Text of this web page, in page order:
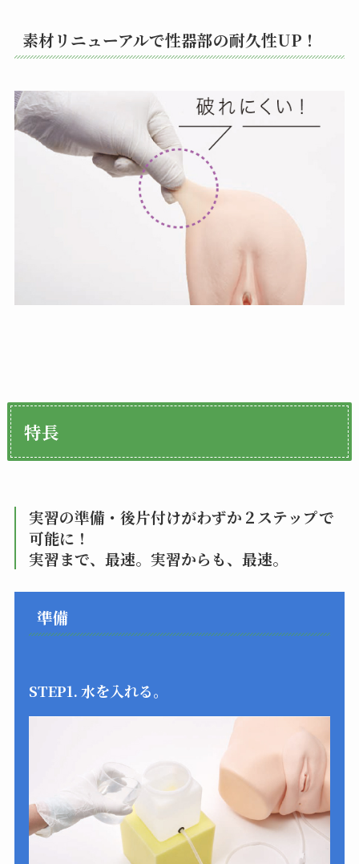
素材リニューアルで性器部の耐久性UP！
特長
実習の準備・後片付けがわずか２ステップで
可能に！
実習まで、最速。実習からも、最速。
準備
STEP1. 水を入れる。